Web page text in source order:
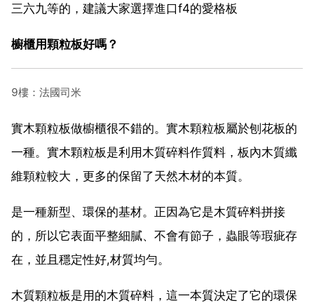
三六九等的，建議大家選擇進口f4的愛格板
櫥櫃用顆粒板好嗎？
9樓：法國司米
實木顆粒板做櫥櫃很不錯的。實木顆粒板屬於刨花板的
一種。實木顆粒板是利用木質碎料作質料，板內木質纖
維顆粒較大，更多的保留了天然木材的本質。
是一種新型、環保的基材。正因為它是木質碎料拼接
的，所以它表面平整細膩、不會有節子，蟲眼等瑕疵存
在，並且穩定性好,材質均勻。
木質顆粒板是用的木質碎料，這一本質決定了它的環保